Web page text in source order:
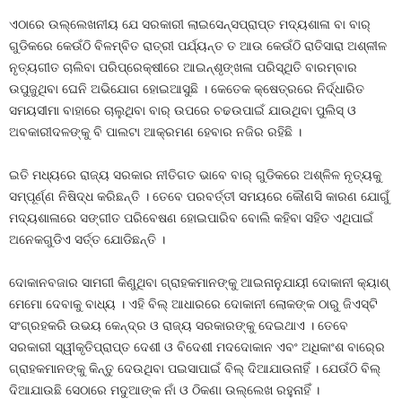
ଏଠାରେ ଉଲ୍ଲେଖନୀୟ ଯେ ସରକାରୀ ଲାଇସେନ୍ସପ୍ରାପ୍ତ ମଦ୍ୟଶାଳା ବା ବାର୍‍
ଗୁଡିକରେ କେଉଁଠି ବିଳମ୍ବିତ ରାତ୍ରୀ ପର୍ଯ୍ୟନ୍ତ ତ ଆଉ କେଉଁଠି ରାତିସାରା ଅଶ୍ଳୀଳ
ନୃତ୍ୟଗୀତ ଚାଲିବା ପରିପ୍ରେକ୍ଷୀରେ ଆଇନ୍‍ଶୃଙ୍ଖଳା ପରିସ୍ଥିତି ବାରମ୍ବାର
ଉପୁଜୁଥିବା ଘେନି ଅଭିଯୋଗ ହୋଇଆସୁଛି । କେତେକ କ୍ଷେତ୍ରରେ ନିର୍ଦ୍ଧାରିତ
ସମୟସୀମା ବାହାରେ ଚାଲୁଥିବା ବାର୍‍ ଉପରେ ଚଢଉପାଇଁ ଯାଉଥିବା ପୁଲିସ୍‍ ଓ
ଅବକାରୀଦଳଙ୍କୁ ବି ପାଲଟା ଆକ୍ରମଣ ହେବାର ନଜିର ରହିଛି ।
ଇତି ମଧ୍ୟରେ ରାଜ୍ୟ ସରକାର ନୀତିଗତ ଭାବେ ବାର୍‍ ଗୁଡିକରେ ଅଶ୍ଳିଳ ନୃତ୍ୟକୁ
ସମ୍ପୂର୍ଣ୍ଣ ନିଷିଦ୍ଧ କରିଛନ୍ତି । ତେବେ ପରବର୍ତ୍ତୀ ସମୟରେ କୌଣସି କାରଣ ଯୋଗୁଁ
ମଦ୍ୟଶାଳାରେ ସଙ୍ଗୀତ ପରିବେଷଣ ହୋଇପାରିବ ବୋଲି କହିବା ସହିତ ଏଥିପାଇଁ
ଅନେକଗୁଡିଏ ସର୍ତ୍ତ ଯୋଡିଛନ୍ତି ।
ଦୋକାନବଜାର ସାମଗୀ କିଣୁଥିବା ଗ୍ରାହକମାନଙ୍କୁ ଆଇନାନୁଯାୟୀ ଦୋକାନୀ କ୍ୟାଶ୍‍
ମେମୋ ଦେବାକୁ ବାଧ୍ୟ । ଏହି ବିଲ୍‍ ଆଧାରରେ ଦୋକାନୀ ଲୋକଙ୍କ ଠାରୁ ଜିଏସ୍‍ଟି
ସଂଗ୍ରହକରି ଉଭୟ କେନ୍ଦ୍ର ଓ ରାଜ୍ୟ ସରକାରଙ୍କୁ ଦେଇଥାଏ । ତେବେ
ସରକାରୀ ସ୍ୱୀକୃତିପ୍ରାପ୍ତ ଦେଶୀ ଓ ବିଦେଶୀ ମଦଦୋକାନ ଏବଂ ଅଧିକାଂଶ ବାର୍‍ରେ
ଗ୍ରାହକମାନଙ୍କୁ କିନ୍ତୁ ଦେଉଥିବା ପଇସାପାଇଁ ବିଲ୍‍ ଦିଆଯାଉନାହିଁ । ଯେଉଁଠି ବିଲ୍‍
ଦିଆଯାଉଛି ସେଠାରେ ମଦୁଆଙ୍କ ନାଁ ଓ ଠିକଣା ଉଲ୍ଲେଖ ରହୁନାହିଁ ।